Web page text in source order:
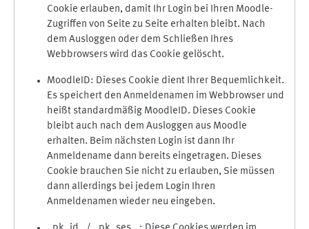
Cookie erlauben, damit Ihr Login bei Ihren Moodle-
Zugriffen von Seite zu Seite erhalten bleibt. Nach
dem Ausloggen oder dem Schließen Ihres
Webbrowsers wird das Cookie gelöscht.
MoodleID: Dieses Cookie dient Ihrer Bequemlichkeit.
Es speichert den Anmeldenamen im Webbrowser und
heißt standardmäßig MoodleID. Dieses Cookie
bleibt auch nach dem Ausloggen aus Moodle
erhalten. Beim nächsten Login ist dann Ihr
Anmeldename dann bereits eingetragen. Dieses
Cookie brauchen Sie nicht zu erlauben, Sie müssen
dann allerdings bei jedem Login Ihren
Anmeldenamen wieder neu eingeben.